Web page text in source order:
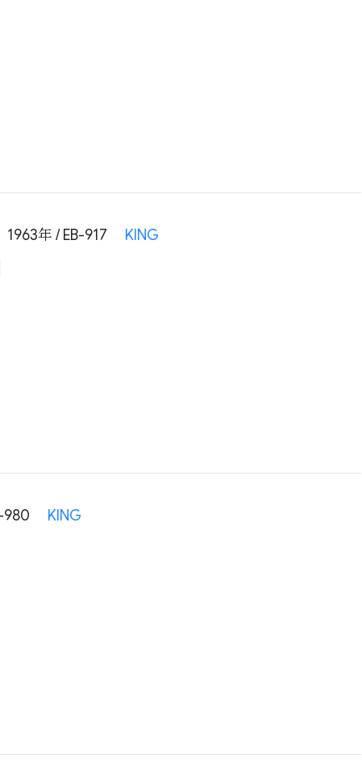
1963年 / EB-917 KING
980 KING